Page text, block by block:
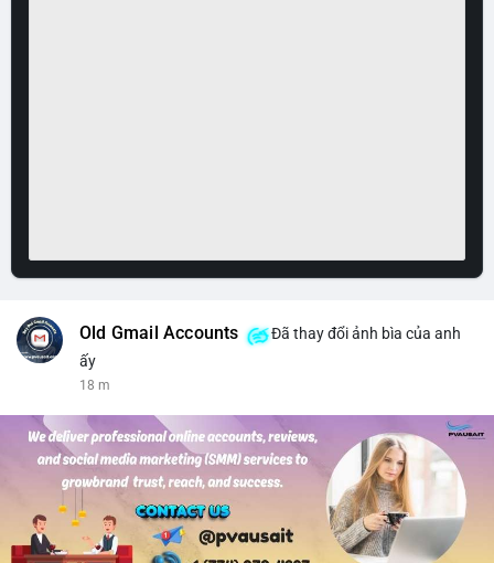
Old Gmail Accounts
Đã thay đổi ảnh bìa của anh
ấy
18 m